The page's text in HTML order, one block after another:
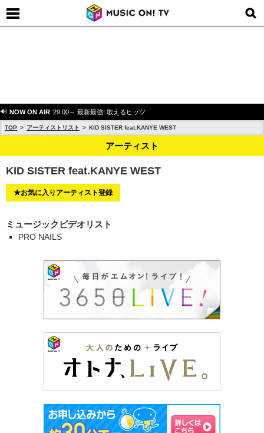
NOW ON AIR 29:00～ 最新最強! 歌えるヒッツ
TOP アーティストリスト KID SISTER feat.KANYE WEST
アーティスト
KID SISTER feat.KANYE WEST
★お気に入りアーティスト登録
ミュージックビデオリスト
PRO NAILS